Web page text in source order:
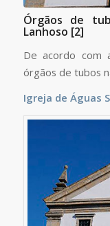
Órgãos de
Lanhoso [2]
De acordo com
órgãos de tubos
Igreja de Águas